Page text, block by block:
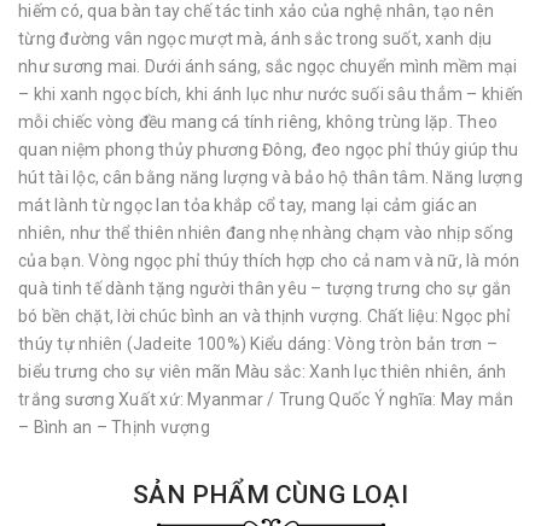
hiếm có, qua bàn tay chế tác tinh xảo của nghệ nhân, tạo nên
từng đường vân ngọc mượt mà, ánh sắc trong suốt, xanh dịu
như sương mai. Dưới ánh sáng, sắc ngọc chuyển mình mềm mại
– khi xanh ngọc bích, khi ánh lục như nước suối sâu thẳm – khiến
mỗi chiếc vòng đều mang cá tính riêng, không trùng lặp. Theo
quan niệm phong thủy phương Đông, đeo ngọc phỉ thúy giúp thu
hút tài lộc, cân bằng năng lượng và bảo hộ thân tâm. Năng lượng
mát lành từ ngọc lan tỏa khắp cổ tay, mang lại cảm giác an
nhiên, như thể thiên nhiên đang nhẹ nhàng chạm vào nhịp sống
của bạn. Vòng ngọc phỉ thúy thích hợp cho cả nam và nữ, là món
quà tinh tế dành tặng người thân yêu – tượng trưng cho sự gắn
bó bền chặt, lời chúc bình an và thịnh vượng. Chất liệu: Ngọc phỉ
thúy tự nhiên (Jadeite 100%) Kiểu dáng: Vòng tròn bản trơn –
biểu trưng cho sự viên mãn Màu sắc: Xanh lục thiên nhiên, ánh
trắng sương Xuất xứ: Myanmar / Trung Quốc Ý nghĩa: May mắn
– Bình an – Thịnh vượng
SẢN PHẨM CÙNG LOẠI